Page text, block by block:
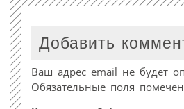
Добавить
Ваш адрес email не будет
Обязательные поля